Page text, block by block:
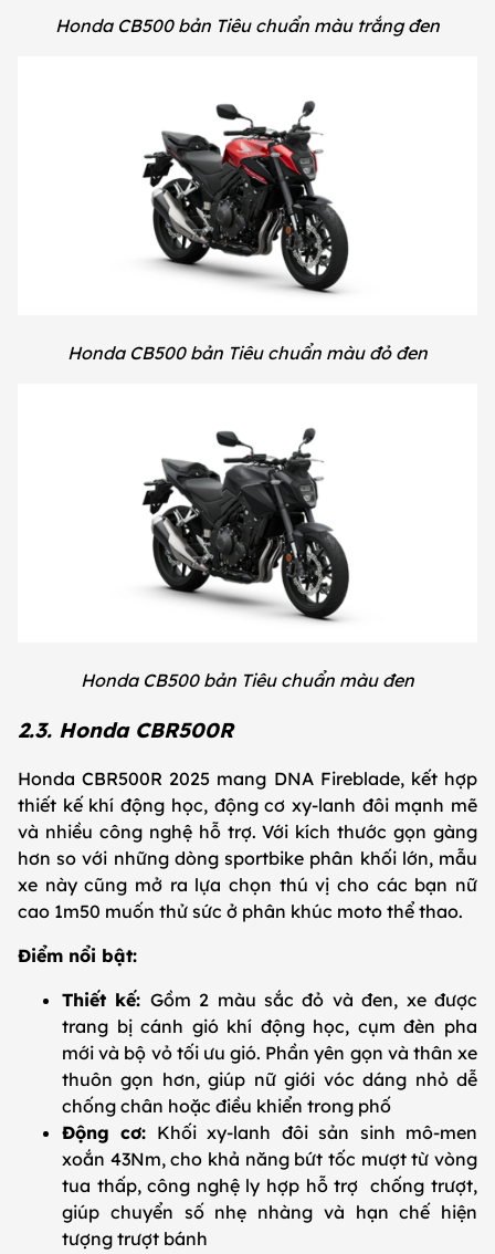
Honda CB500 bản Tiêu chuẩn màu trắng đen
Honda CB500 bản Tiêu chuẩn màu đỏ đen
Honda CB500 bản Tiêu chuẩn màu đen
2.3. Honda CBR500R
Honda CBR500R 2025 mang DNA Fireblade, kết hợp
thiết kế khí động học, động cơ xy-lanh đôi mạnh mẽ
và nhiều công nghệ hỗ trợ. Với kích thước gọn gàng
hơn so với những dòng sportbike phân khối lớn, mẫu
xe này cũng mở ra lựa chọn thú vị cho các bạn nữ
cao 1m50 muốn thử sức ở phân khúc moto thể thao.
Điểm nổi bật:
Thiết kế: Gồm 2 màu sắc đỏ và đen, xe được
trang bị cánh gió khí động học, cụm đèn pha
mới và bộ vỏ tối ưu gió. Phần yên gọn và thân xe
thuôn gọn hơn, giúp nữ giới vóc dáng nhỏ dễ
chống chân hoặc điều khiển trong phố
Động cơ: Khối xy-lanh đôi sản sinh mô-men
xoắn 43Nm, cho khả năng bứt tốc mượt từ vòng
tua thấp, công nghệ ly hợp hỗ trợ chống trượt,
giúp chuyển số nhẹ nhàng và hạn chế hiện
tượng trượt bánh